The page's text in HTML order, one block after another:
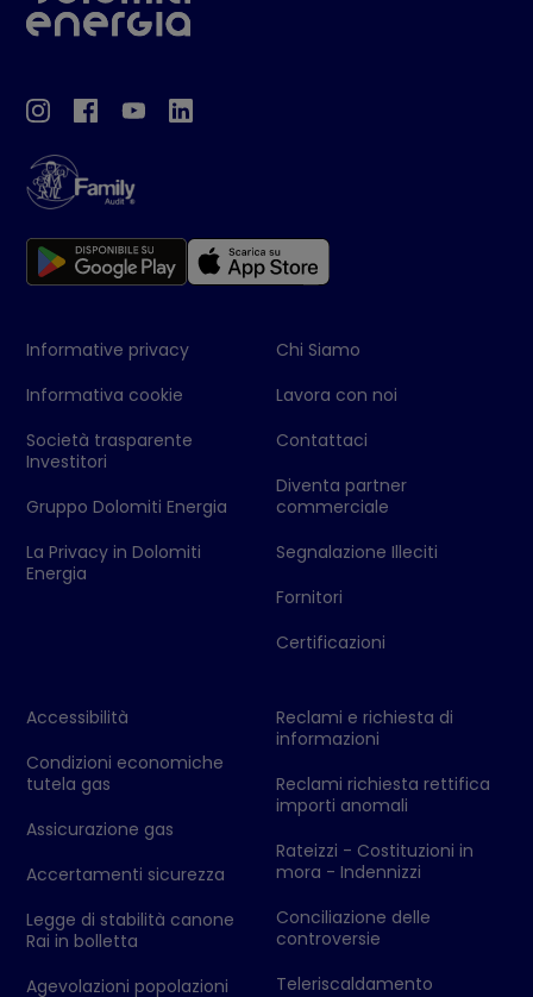
Informative privacy
Informativa cookie
Società trasparente
Investitori
Gruppo Dolomiti Energia
La Privacy in Dolomiti
Energia
Chi Siamo
Lavora con noi
Contattaci
Diventa partner
commerciale
Segnalazione Illeciti
Fornitori
Certificazioni
Accessibilità
Condizioni economiche
tutela gas
Assicurazione gas
Accertamenti sicurezza
Legge di stabilità canone
Rai in bolletta
Agevolazioni popolazioni
Reclami e richiesta di
informazioni
Reclami richiesta rettifica
importi anomali
Rateizzi - Costituzioni in
mora - Indennizzi
Conciliazione delle
controversie
Teleriscaldamento